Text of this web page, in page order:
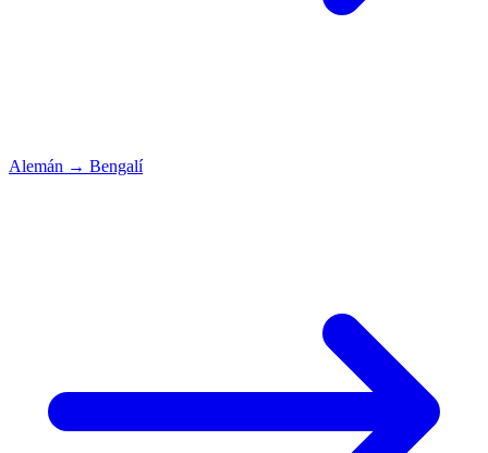
Alemán → Bengalí